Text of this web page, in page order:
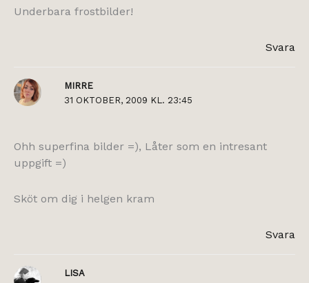
Underbara frostbilder!
Svara
MIRRE
31 OKTOBER, 2009 KL. 23:45
Ohh superfina bilder =), Låter som en intresant
uppgift =)
Sköt om dig i helgen kram
Svara
LISA